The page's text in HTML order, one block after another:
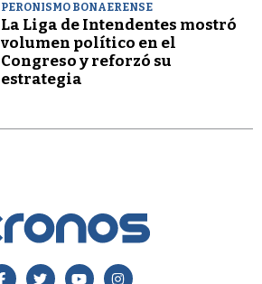
PERONISMO BONAERENSE
La Liga de Intendentes mostró
volumen político en el
Congreso y reforzó su
estrategia